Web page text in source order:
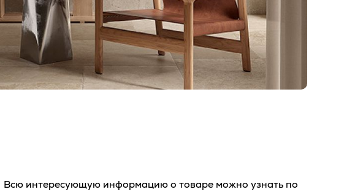
Всю интересующую информацию о товаре можно узнать по